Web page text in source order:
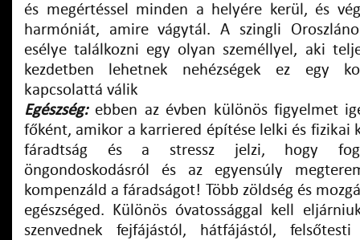
és megértéssel minden a helyére kerül, és
harmóniát, amire vágytál. A szingli
esélye találkozni egy olyan személlyel, aki
kezdetben lehetnek nehézségek ez egy
kapcsolattá válik
Egészség:ebben az évben különös figyelmet
főként, amikor a karriered építése lelki és fizikai
fáradtság és a stressz jelzi, hogy
öngondoskodásról és az egyensúly
kompenzáld a fáradságot! Több zöldség és
egészséged. Különös óvatossággal kell
szenvednek fejfájástól, hátfájástól,